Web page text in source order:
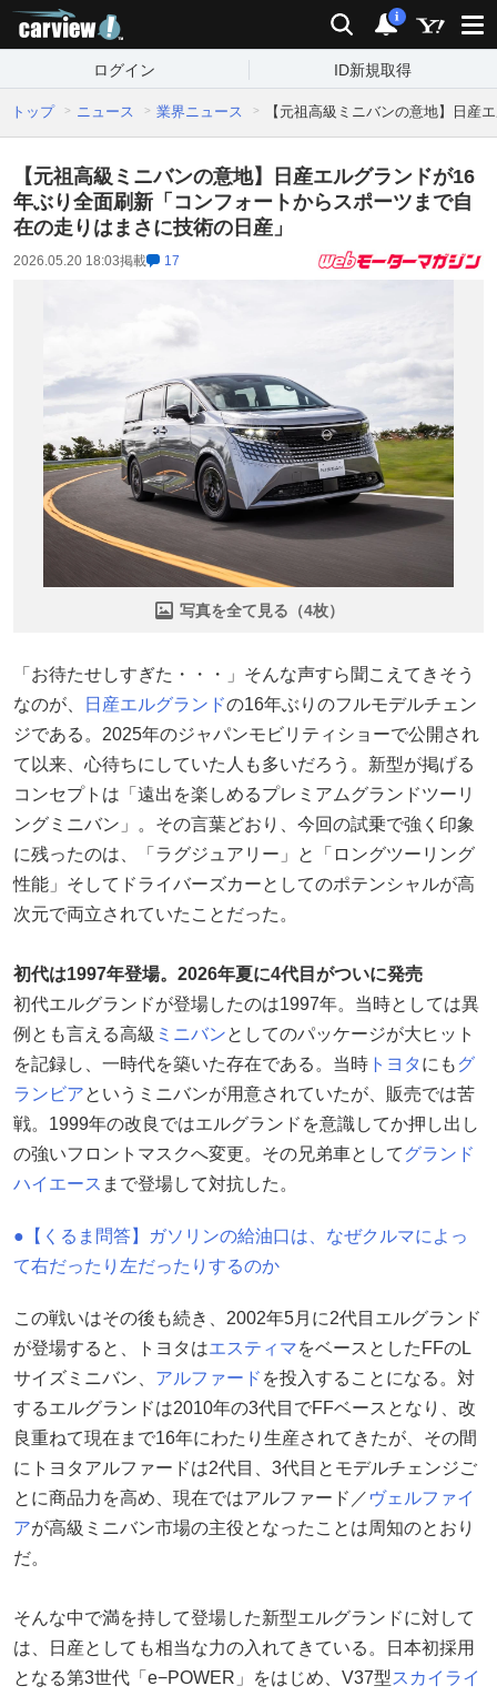
検索 通知
i
ログイン ID新規取得
トップ ニュース 業界ニュース 【元祖高級ミニバンの意地】日産
【元祖高級ミニバンの意地】日産エルグランドが16
年ぶり全面刷新「コンフォートからスポーツまで自
在の走りはまさに技術の日産」
2026.05.20 18:03掲載 17
写真を全て見る（4枚）
「お待たせしすぎた・・・」そんな声すら聞こえてきそう
なのが、
日産エルグランドの16年ぶりのフルモデルチェン
ジである。2025年のジャパンモビリティショーで公開され
て以来、心待ちにしていた人も多いだろう。新型が掲げる
コンセプトは「遠出を楽しめるプレミアムグランドツーリ
ングミニバン」。その言葉どおり、今回の試乗で強く印象
に残ったのは、「ラグジュアリー」と「ロングツーリング
性能」そしてドライバーズカーとしてのポテンシャルが高
次元で両立されていたことだった。
初代は1997年登場。2026年夏に4代目がついに発売
初代エルグランドが登場したのは1997年。当時としては異
例とも言える高級 ミニバンとしてのパッケージが大ヒット
を記録し、一時代を築いた存在である。当時 トヨタ にもグ
ランビアというミニバンが用意されていたが、販売では苦
戦。1999年の改良ではエルグランドを意識してか押し出し
の強いフロントマスクへ変更。その兄弟車としてグランド
ハイエース まで登場して対抗した。
●【くるま問答】ガソリンの給油口は、なぜクルマによっ
て右だったり左だったりするのか
この戦いはその後も続き、2002年5月に2代目エルグランド
が登場すると、トヨタはエスティマをベースとしたFFのL
サイズミニバン、 アルファード を投入することになる。対
するエルグランドは2010年の3代目でFFベースとなり、改
良重ねて現在まで16年にわたり生産されてきたが、その間
にトヨタアルファードは2代目、3代目とモデルチェンジご
とに商品力を高め、現在ではアルファード／ ヴェルファイ
アが高級ミニバン市場の主役となったことは周知のとおり
だ。
そんな中で満を持して登場した新型エルグランドに対して
は、日産としても相当な力の入れてきている。日本初採用
となる第3世代「e−POWER」をはじめ、V37型スカイライ